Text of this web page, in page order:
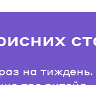
на тиждень.